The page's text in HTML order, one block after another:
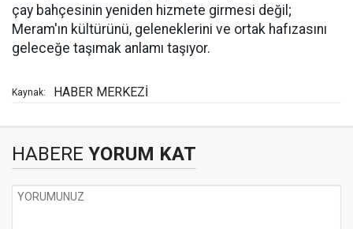
çay bahçesinin yeniden hizmete girmesi değil;
Meram'ın kültürünü, geleneklerini ve ortak hafızasını
geleceğe taşımak anlamı taşıyor.
Kaynak: HABER MERKEZİ
HABERE YORUM KAT